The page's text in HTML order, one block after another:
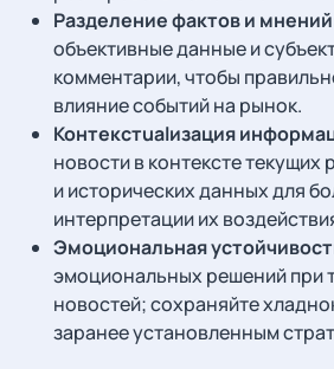
Разделение фактов и
объективные данные и
комментарии, чтобы
влияние событий на рынок.
Контекстualизация
новости в контексте
и исторических данных для
интерпретации их
Эмоциональная
эмоциональных решений при
новостей; сохраняйте
заранее установленным